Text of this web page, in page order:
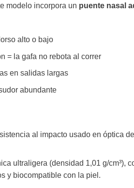
modelo incorpora un puente nasal
alto o bajo
= la gafa no rebota al correr
en salidas largas
abundante
al impacto usado en óptica
ultraligera (densidad 1,01 g/cm³),
y biocompatible con la piel.